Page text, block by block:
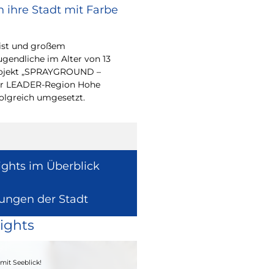
ihre Stadt mit Farbe
und großem
im Alter von 13
„SPRAYGROUND –
Region Hohe
umgesetzt.
im Überblick
der Stadt
Seeblick!